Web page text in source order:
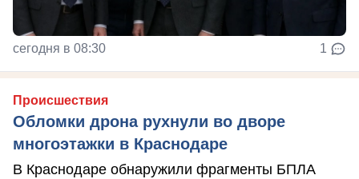
сегодня в 08:30 1
Происшествия
Обломки дрона рухнули во дворе
многоэтажки в Краснодаре
В Краснодаре обнаружили фрагменты БПЛА